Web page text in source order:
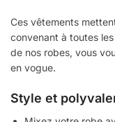
Ces vêtements
convenant à toutes
de nos robes, vous
en vogue.
Style et